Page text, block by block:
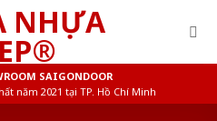
SAIGONDOOR
năm 2021 tại TP. Hồ Chí Minh